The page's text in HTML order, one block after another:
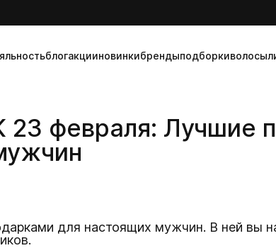
блогакцииновинкибрендыподборкиволосы
23 февраля: Лучшие
для настоящих мужчин. В ней вы